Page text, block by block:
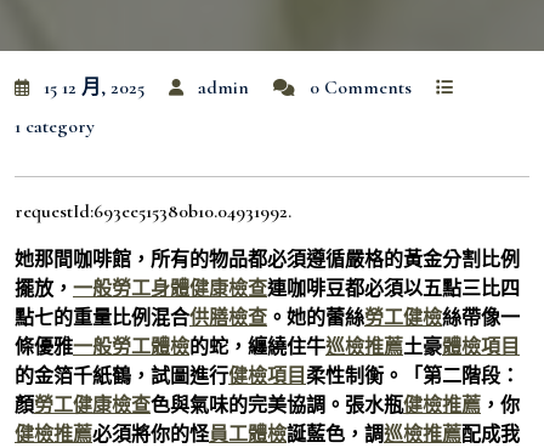
15 12 月, 2025 admin
0 Comments
1 category
requestId:693ee515380b10.04931992.
她那間咖啡館，所有的物品都必須遵循嚴格的黃金分割比例
擺放， 一般勞工身體健康檢查連咖啡豆都必須以五點三比四
點七的重量比例混合供膳檢查 。她的蕾絲勞工健檢絲帶像一
條優雅一般勞工體檢的蛇，纏繞住牛巡檢推薦土豪體檢項目
的金箔千紙鶴，試圖進行健檢項目 柔性制衡。「第二階段：
顏勞工健康檢查色與氣味的完美協調。張水瓶健檢推薦 ，你
健檢推薦必須將你的怪員工體檢誕藍色，調巡檢推薦配成我